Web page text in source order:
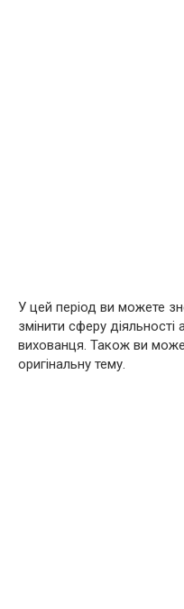
У цей період ви можете
змінити сферу
вихованця. Також ви
оригінальну тему.